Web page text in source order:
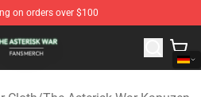
on orders over $100
- Official The Asterisk War